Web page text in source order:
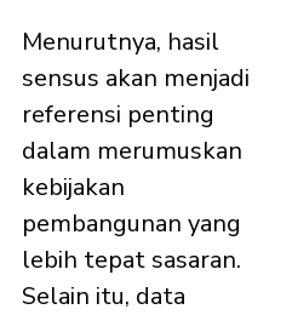
Menurutnya, hasil
sensus akan menjadi
referensi penting
dalam merumuskan
kebijakan
pembangunan yang
lebih tepat sasaran.
Selain itu, data